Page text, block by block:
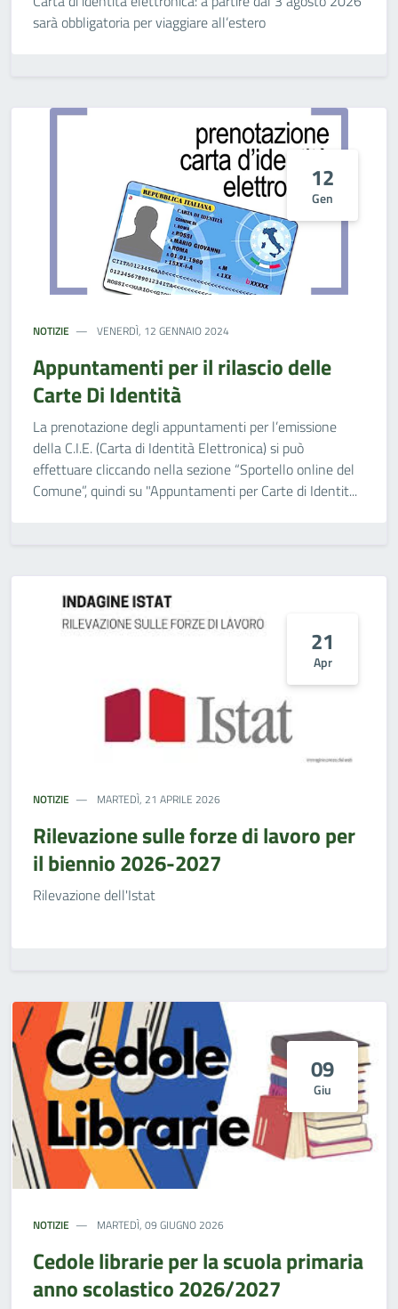
sarà obbligatoria per viaggiare all’estero
12
Gen
NOTIZIE VENERDÌ, 12 GENNAIO 2024
Appuntamenti per il rilascio delle
Carte Di Identità
La prenotazione degli appuntamenti per l’emissione
della C.I.E. (Carta di Identità Elettronica) si può
effettuare cliccando nella sezione “Sportello online del
Comune”, quindi su "Appuntamenti per Carte di Identit...
21
Apr
NOTIZIE MARTEDÌ, 21 APRILE 2026
Rilevazione sulle forze di lavoro per
il biennio 2026-2027
Rilevazione dell'Istat
09
Giu
NOTIZIE MARTEDÌ, 09 GIUGNO 2026
Cedole librarie per la scuola primaria
anno scolastico 2026/2027